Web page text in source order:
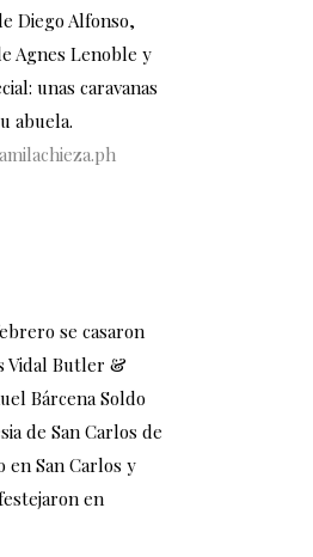
Diego Alfonso,
Agnes Lenoble y
unas caravanas
abuela.
se casaron
Vidal Butler &
Bárcena Soldo
de San Carlos de
en San Carlos y
en